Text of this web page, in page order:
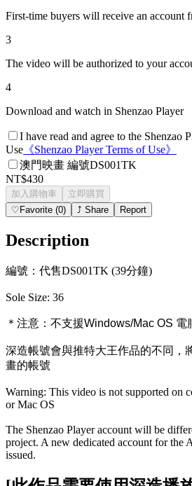
First-time buyers will receive an
3
The video will be authorized to your
4
Download and watch in Shenzao Player
I have read and agree to the Shenzao
Use 《Shenzao Player Terms of Use》
澳門映畫 編號DS001TK
NT$430
加入購物車
立即購買
♡ Favorite (0) ⤴ Share Report
Description
編號：代售DS001TK (39分鐘)
Sole Size: 36
＊注意： 不支援Windows/Mac OS 電
深造帳號會與推特大王作品的不同，
畫的帳號
Warning: This video is not supported on
or Mac OS
The Shenzao Player account will be
project. A new dedicated account for the
issued.